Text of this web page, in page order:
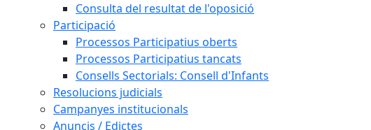
Consulta del resultat de l'oposició
Participació
Processos Participatius oberts
Processos Participatius tancats
Consells Sectorials: Consell d'Infants
Resolucions judicials
Campanyes institucionals
Anuncis / Edictes